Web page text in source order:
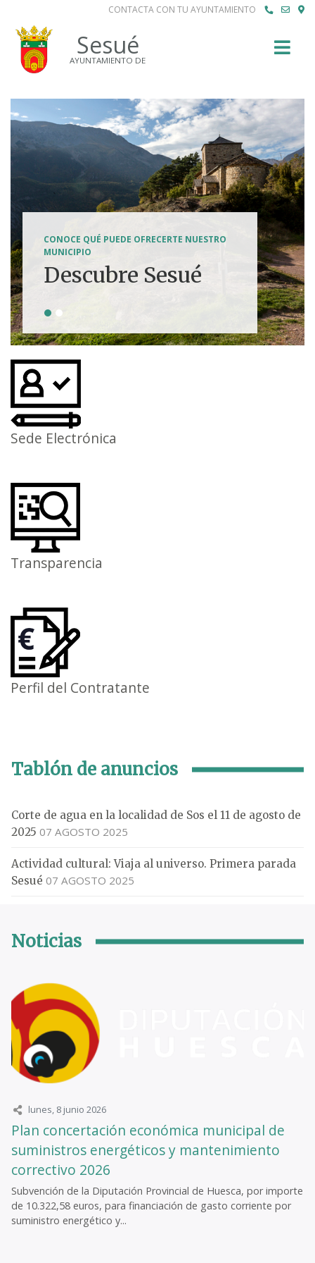
CONTACTA CON TU AYUNTAMIENTO
Sesué
AYUNTAMIENTO DE
CONOCE QUÉ PUEDE OFRECERTE NUESTRO
MUNICIPIO
Descubre Sesué
Tierra de
aventuras
Sede Electrónica
Transparencia
Perfil del Contratante
Tablón de anuncios
Corte de agua en la localidad de Sos el 11 de agosto de
2025 07 AGOSTO 2025
Actividad cultural: Viaja al universo. Primera parada
Sesué 07 AGOSTO 2025
Noticias
lunes, 8 junio 2026
Plan concertación económica municipal de
suministros energéticos y mantenimiento
correctivo 2026
Subvención de la Diputación Provincial de Huesca, por importe
de 10.322,58 euros, para financiación de gasto corriente por
suministro energético y...